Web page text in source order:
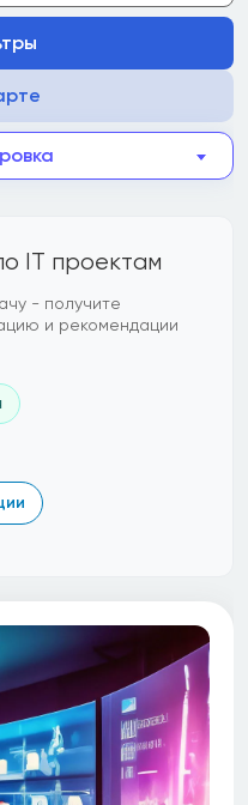
IT проектам
- получите
и рекомендации